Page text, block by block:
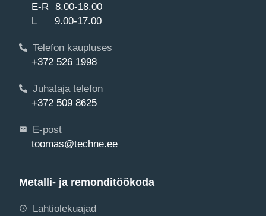
E-R 8.00-18.00
L 9.00-17.00
Telefon kaupluses
+372 526 1998
Juhataja telefon
+372 509 8625
E-post
toomas@techne.ee
Metalli- ja remonditöökoda
Lahtiolekuajad